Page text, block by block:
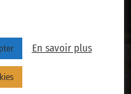
En savoir plus